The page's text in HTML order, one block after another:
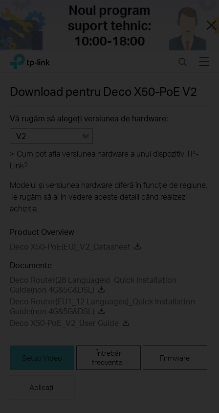
Close
Click
navigation
TP-Link, Reliably Smart SearchMenu
Download pentru Deco X50-PoE V2
Vă rugăm să alegeți versiunea de hardware:
V2
> Cum pot afla versiunea hardware a unui dispozitiv TP-
Link?
Modelul și versiunea hardware diferă în funcție de regiune.
Te rugăm să ai in vedere aceste detalii când realizezi
achiziția.
Product Overview
Deco X50-PoE(EU)_V2_Datasheet
Documente
Deco Router(28 Languages)_Quick Installation
Guide(non 4G&5G&DSL)
Deco Router(EU1_12 Languages)_Quick Installation
Guide(non 4G&5G&DSL)
Deco X50-PoE_V2_User Guide
Setup Video
Întrebări
frecvente
Firmware
Aplicații